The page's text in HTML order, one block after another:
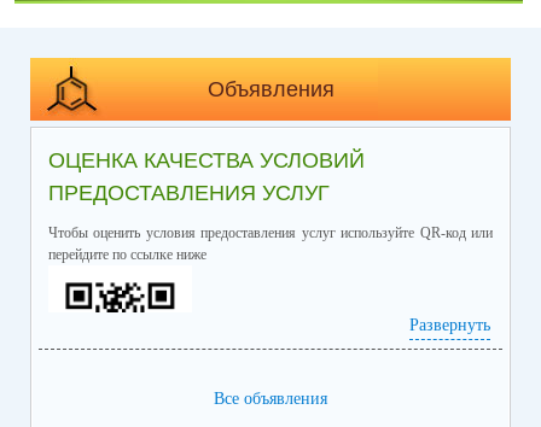
Объявления
ОЦЕНКА КАЧЕСТВА УСЛОВИЙ
ПРЕДОСТАВЛЕНИЯ УСЛУГ
Чтобы оценить условия предоставления услуг используйте QR-код или
перейдите по ссылке ниже
Развернуть
Все объявления